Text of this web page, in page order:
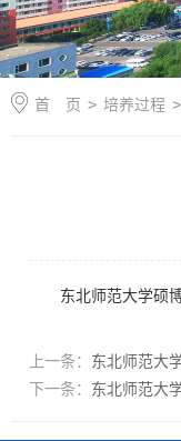
首 页 > 培养过程 >
东北师范大学硕
上一条： 东北师范大
下一条： 东北师范大